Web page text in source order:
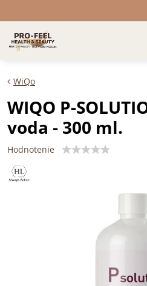
WiQo
WIQO P-
voda - 300 ml.
Hodnotenie